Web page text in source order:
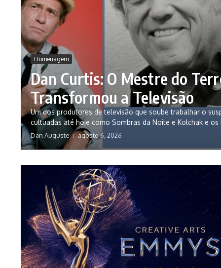
Homenagem
Dan Curtis: O Mestre do
Transformou a Televisão
Um dos produtores de televisão que soube trabalhar o
cultuadas até hoje como Sombras da Noite e Kolchak e
Dan Auguste agosto 6, 2026